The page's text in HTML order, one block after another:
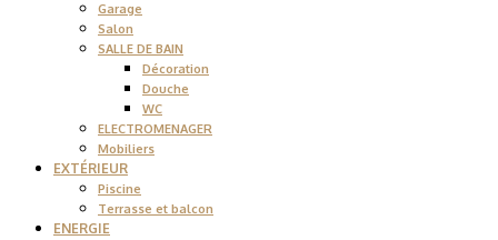
Garage
Salon
SALLE DE BAIN
Décoration
Douche
WC
ELECTROMENAGER
Mobiliers
EXTÉRIEUR
Piscine
Terrasse et balcon
ENERGIE